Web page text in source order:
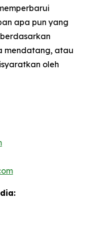
apa pun yang
mendatang, atau
oleh